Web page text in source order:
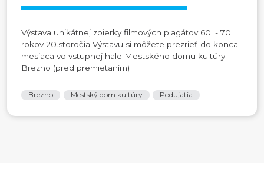
Výstava unikátnej zbierky filmových plagátov 60. - 70.
rokov 20.storočia Výstavu si môžete prezrieť do konca
mesiaca vo vstupnej hale Mestského domu kultúry
Brezno (pred premietaním)
Brezno Mestský dom kultúry Podujatia